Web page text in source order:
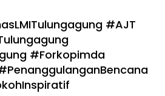
#AJT
#Forkopimda